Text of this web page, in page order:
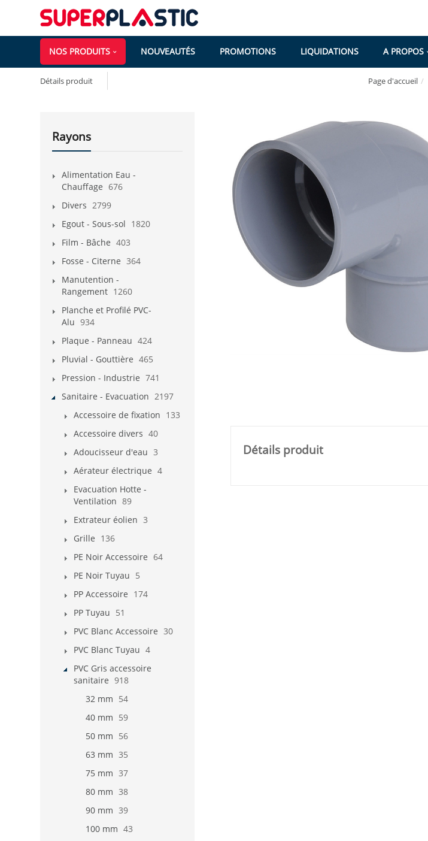
NOS PRODUITS NOUVEAUTÉS PROMOTIONS LIQUIDATIONS A PROPOS
Détails produit Page d'accueil
Détails produit
Rayons
Alimentation Eau -
Chauffage 676
Divers 2799
Egout - Sous-sol 1820
Film - Bâche 403
Fosse - Citerne 364
Manutention -
Rangement 1260
Planche et Profilé PVC-
Alu 934
Plaque - Panneau 424
Pluvial - Gouttière 465
Pression - Industrie 741
Sanitaire - Evacuation 2197
Accessoire de fixation 133
Accessoire divers 40
Adoucisseur d'eau 3
Aérateur électrique 4
Evacuation Hotte -
Ventilation 89
Extrateur éolien 3
Grille 136
PE Noir Accessoire 64
PE Noir Tuyau 5
PP Accessoire 174
PP Tuyau 51
PVC Blanc Accessoire 30
PVC Blanc Tuyau 4
PVC Gris accessoire
sanitaire 918
32 mm 54
40 mm 59
50 mm 56
63 mm 35
75 mm 37
80 mm 38
90 mm 39
100 mm 43